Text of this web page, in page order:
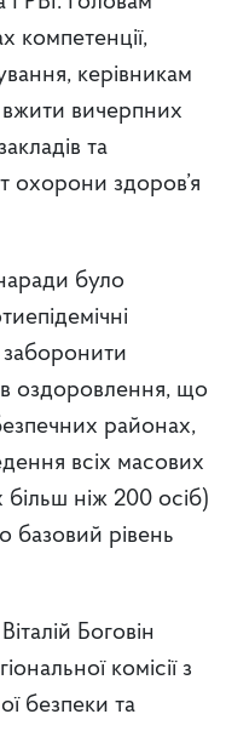
компетенції,
керівникам
вичерпних
та
охорони здоров’я
було
заборонити
оздоровлення, що
районах,
всіх масових
більш ніж 200 осіб)
базовий рівень
Боговін
комісії з
безпеки та